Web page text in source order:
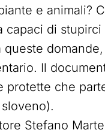
e animali?
capaci di stupirci
Il
che
Stefano